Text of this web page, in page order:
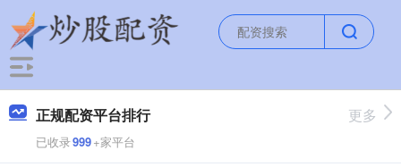
正规配资平台排行
已收录999+家平台
更多